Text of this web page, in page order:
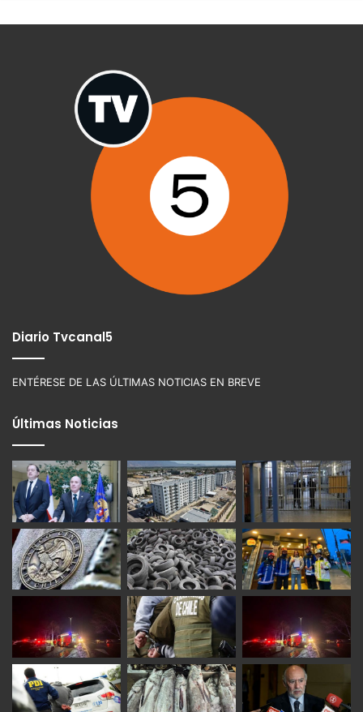
Diario Tvcanal5
ENTÉRESE DE LAS ÚLTIMAS NOTICIAS EN BREVE
Últimas Noticias